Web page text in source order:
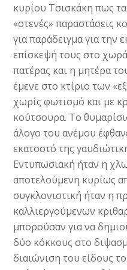
κυρίου Τσισκάκη πως
«στενές» παραστάσεις
για παράδειγμα για την
επίσκεψή τους στο
πατέρας και η μητέρα
έμενε στο κτίριο των
χωρίς φωτισμό και με
κούτσουρα. Το
άλογο του ανέμου
εκατοστό της
Εντυπωσιακή ήταν η
αποτελούμενη κυρίως
συγκλονιστική ήταν η
καλλιεργούμενων
μπορούσαν για να
δύο κόκκους στο
διαιώνιση του είδους